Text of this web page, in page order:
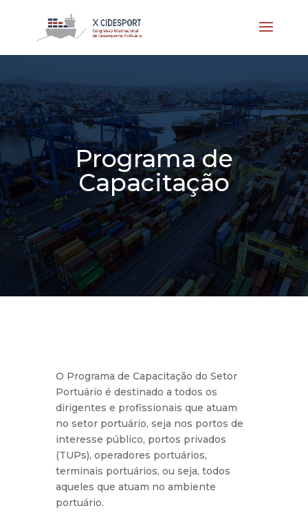
Programa de
Capacitação
O Programa de Capacitação do Setor
Portuário é destinado a todos os
dirigentes e profissionais que atuam
no setor portuário, seja nos portos de
interesse público, portos privados
(TUPs), operadores portuários,
terminais portuários, ou seja, todos
aqueles que atuam no ambiente
portuário.